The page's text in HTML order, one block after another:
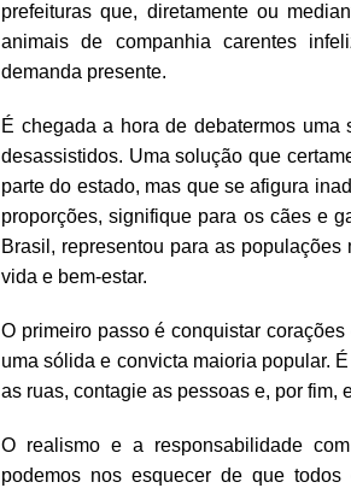
prefeituras que, diretamente ou
animais de companhia carentes
demanda presente.
É chegada a hora de debatermos
desassistidos. Uma solução que
parte do estado, mas que se afigura
proporções, signifique para os cães e
Brasil, representou para as
vida e bem-estar.
O primeiro passo é conquistar
uma sólida e convicta maioria popular.
as ruas, contagie as pessoas e, por fim,
O realismo e a responsabilidade
podemos nos esquecer de que